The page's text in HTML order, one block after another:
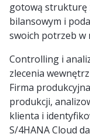
gotową strukturę
bilansowym i
swoich potrzeb w
Controlling i
zlecenia
Firma
produkcji,
klienta i
S/4HANA Cloud